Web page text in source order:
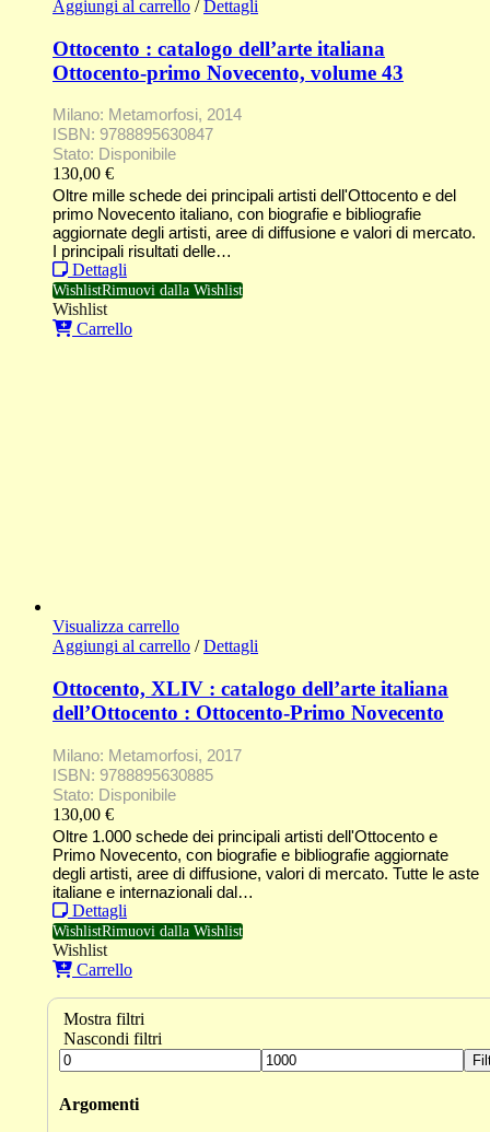
Aggiungi al carrello / Dettagli
Ottocento : catalogo dell’arte italiana
Ottocento-primo Novecento, volume 43
Milano: Metamorfosi, 2014
ISBN: 9788895630847
Stato: Disponibile
130,00 €
Oltre mille schede dei principali artisti dell'Ottocento e del
primo Novecento italiano, con biografie e bibliografie
aggiornate degli artisti, aree di diffusione e valori di mercato.
I principali risultati delle…
Dettagli
WishlistRimuovi dalla Wishlist
Wishlist
Carrello
Visualizza carrello
Aggiungi al carrello / Dettagli
Ottocento, XLIV : catalogo dell’arte italiana
dell’Ottocento : Ottocento-Primo Novecento
Milano: Metamorfosi, 2017
ISBN: 9788895630885
Stato: Disponibile
130,00 €
Oltre 1.000 schede dei principali artisti dell'Ottocento e
Primo Novecento, con biografie e bibliografie aggiornate
degli artisti, aree di diffusione, valori di mercato. Tutte le aste
italiane e internazionali dal…
Dettagli
WishlistRimuovi dalla Wishlist
Wishlist
Carrello
Mostra filtri
Nascondi filtri
Argomenti